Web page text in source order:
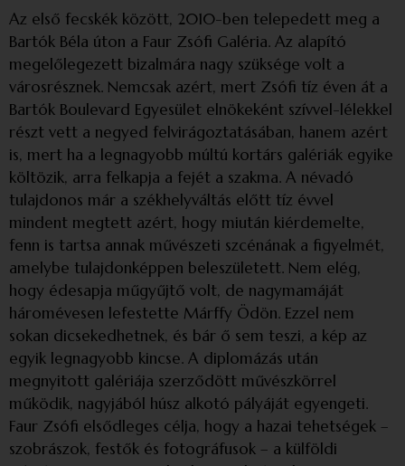
Az első fecskék között, 2010-ben telepedett meg a
Bartók Béla úton a Faur Zsófi Galéria. Az alapító
megelőlegezett bizalmára nagy szüksége volt a
városrésznek. Nemcsak azért, mert Zsófi tíz éven át a
Bartók Boulevard Egyesület elnökeként szívvel-lélekkel
részt vett a negyed felvirágoztatásában, hanem azért
is, mert ha a legnagyobb múltú kortárs galériák egyike
költözik, arra felkapja a fejét a szakma. A névadó
tulajdonos már a székhelyváltás előtt tíz évvel
mindent megtett azért, hogy miután kiérdemelte,
fenn is tartsa annak művészeti szcénának a figyelmét,
amelybe tulajdonképpen beleszületett. Nem elég,
hogy édesapja műgyűjtő volt, de nagymamáját
háromévesen lefestette Márffy Ödön. Ezzel nem
sokan dicsekedhetnek, és bár ő sem teszi, a kép az
egyik legnagyobb kincse. A diplomázás után
megnyitott galériája szerződött művészkörrel
működik, nagyjából húsz alkotó pályáját egyengeti.
Faur Zsófi elsődleges célja, hogy a hazai tehetségek –
szobrászok, festők és fotográfusok – a külföldi